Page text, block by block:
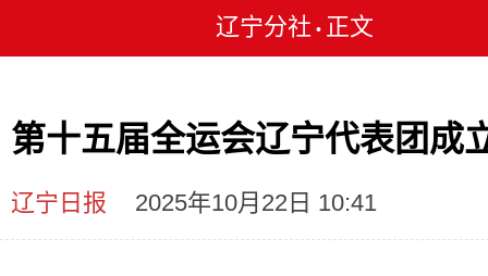
辽宁分社 • 正文
第十五届全运会辽宁代表团成
辽宁日报 2025年10月22日 10:41